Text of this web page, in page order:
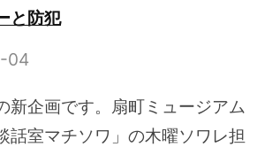
と防犯
04
新企画です。扇町ミュージアム
話室マチソワ」の木曜ソワレ担